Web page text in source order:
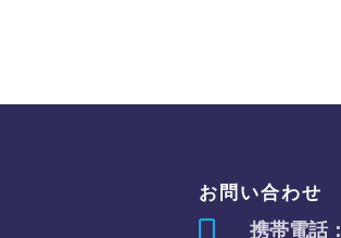
お問い合わせ
 携帯電話：